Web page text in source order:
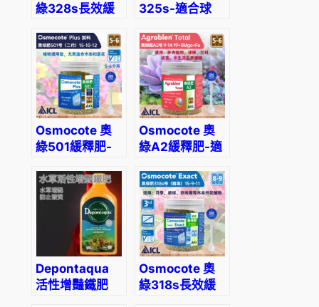
綠328s長效緩
花、多肉以及球
根使用
325s-適合球
植物使用
Osmocote 奧
綠501緩釋肥-
木本植物使用
Osmocote 奧
綠A2緩釋肥-適
瓜果使用
Depontaqua
活性增豔鐵肥
Osmocote 奧
綠318s長效緩